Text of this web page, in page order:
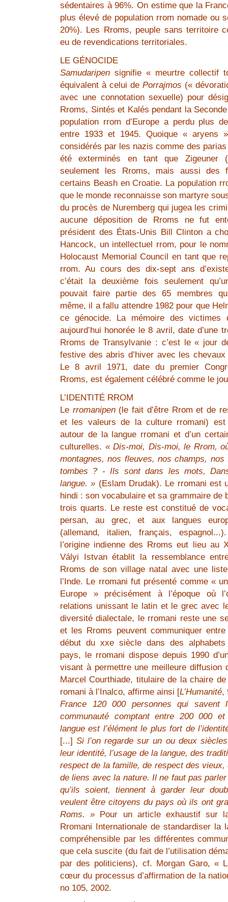
sédentaires à 96%. On estime que la
plus élevé de population rrom nomade ou
20%). Les Rroms, peuple sans territoire
eu de revendications territoriales.
LE GÉNOCIDE
Samudaripen signifie « meurtre collectif
équivalent à celui de Porrajmos («
avec une connotation sexuelle) pour
Rroms, Sintés et Kalés pendant la
population rrom d’Europe a perdu plus
entre 1933 et 1945. Quoique « aryens
considérés par les nazis comme des
été exterminés en tant que Zigeuner
seulement les Rroms, mais aussi des
certains Beash en Croatie. La population
que le monde reconnaisse son martyre
du procès de Nuremberg qui jugea les
aucune déposition de Rroms ne fut
président des États-Unis Bill Clinton a
Hancock, un intellectuel rrom, pour le
Holocaust Memorial Council en tant que
rrom. Au cours des dix-sept ans
c’était la deuxième fois seulement
pouvait faire partie des 65 membres
même, il a fallu attendre 1982 pour que
ce génocide. La mémoire des victimes
aujourd’hui honorée le 8 avril, date d’une
Rroms de Transylvanie : c’est le « jour
festive des abris d’hiver avec les
Le 8 avril 1971, date du premier
Rroms, est également célébré comme le
L’IDENTITÉ RROM
Le rromanipen(le fait d’être Rrom et de
et les valeurs de la culture rromani)
autour de la langue rromani et d’un
culturelles. « Dis-moi, Dis-moi, le Rrom,
montagnes, nos fleuves, nos champs,
tombes ? - Ils sont dans les mots,
langue. » (Eslam Drudak). Le rromani est
hindi : son vocabulaire et sa grammaire de
trois quarts. Le reste est constitué de
persan, au grec, et aux langues
(allemand, italien, français,
l’origine indienne des Rroms eut lieu au
Vályi Istvan établit la ressemblance
Rroms de son village natal avec une
l’Inde. Le rromani fut présenté comme «
Europe » précisément à l’époque où
relations unissant le latin et le grec avec
diversité dialectale, le rromani reste une
et les Rroms peuvent communiquer
début du xxe siècle dans des
pays, le rromani dispose depuis 1990
visant à permettre une meilleure diffusion
Marcel Courthiade, titulaire de la chaire
romani à l’Inalco, affirme ainsi [L’Humanité,
France 120 000 personnes qui savent
communauté comptant entre 200 000
langue est l’élément le plus fort de
[...]Si l’on regarde sur un ou deux
leur identité, l’usage de la langue, des
respect de la famille, de respect des vieux,
de liens avec la nature. Il ne faut pas
qu’ils soient, tiennent à garder leur
veulent être citoyens du pays où ils ont
Roms. »
Pour un article exhaustif sur
Rromani Internationale de standardiser la
compréhensible par les différentes
que cela suscite (du fait de l’utilisation
par des politiciens), cf. Morgan Garo, «
cœur du processus d’affirmation de la
no 105, 2002.